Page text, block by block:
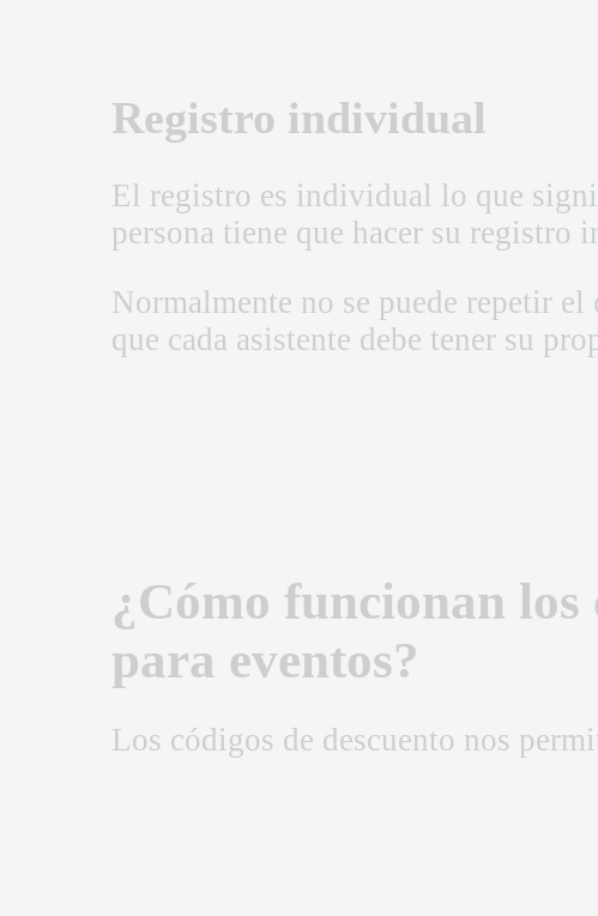
Registro individual
El registro es individual lo que
persona tiene que hacer su registro
Normalmente no se puede repetir el
que cada asistente debe tener su
¿Cómo funcionan
para eventos?
Los códigos de descuento nos